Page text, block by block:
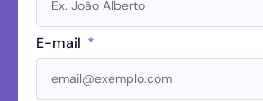
E-mail